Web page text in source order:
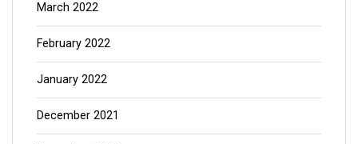
March 2022
February 2022
January 2022
December 2021